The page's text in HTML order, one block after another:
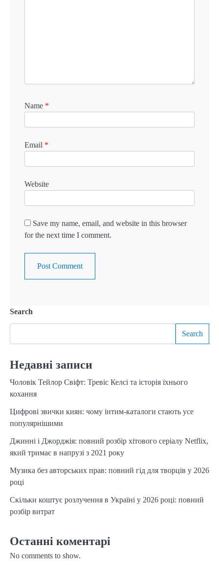
Name *
Email *
Website
Save my name, email, and website in this browser
for the next time I comment.
Search
Search
Недавні записи
Чоловік Тейлор Свіфт: Тревіс Келсі та історія їхнього
кохання
Цифрові звички киян: чому інтим-каталоги стають усе
популярнішими
Джинні і Джорджія: повний розбір хітового серіалу Netflix,
який тримає в напрузі з 2021 року
Музика без авторських прав: повний гід для творців у 2026
році
Скільки коштує розлучення в Україні у 2026 році: повний
розбір витрат
Останні коментарі
No comments to show.